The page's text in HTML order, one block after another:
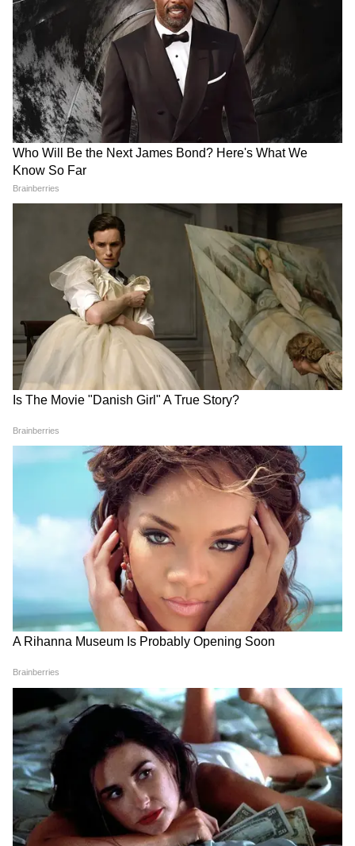
LATEST VIDEOS
Mamata Banerjee पर हमला? जोड़ लिए
हाथ और चीख-चीखकर सुनाई आपबीती
IIT Delhi में PM Modi के कार्यक्रम पर भड़क
गए Owaisi, 'सिर झुकाने' पर उठाए सवाल